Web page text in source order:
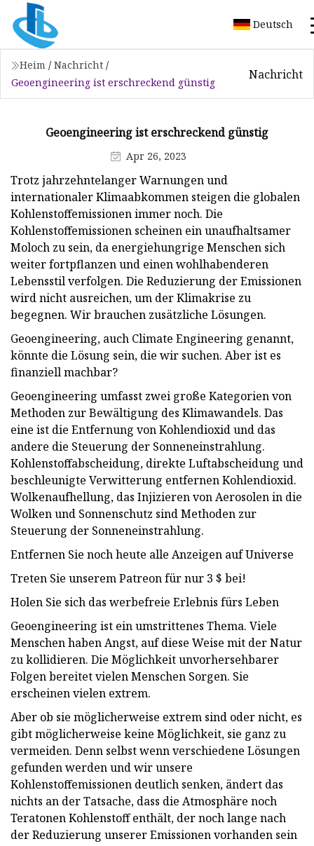
Deutsch
Heim / Nachricht /
Geoengineering ist erschreckend günstig
Nachricht
Geoengineering ist erschreckend günstig
Apr 26, 2023
Trotz jahrzehntelanger Warnungen und
internationaler Klimaabkommen steigen die globalen
Kohlenstoffemissionen immer noch. Die
Kohlenstoffemissionen scheinen ein unaufhaltsamer
Moloch zu sein, da energiehungrige Menschen sich
weiter fortpflanzen und einen wohlhabenderen
Lebensstil verfolgen. Die Reduzierung der Emissionen
wird nicht ausreichen, um der Klimakrise zu
begegnen. Wir brauchen zusätzliche Lösungen.
Geoengineering, auch Climate Engineering genannt,
könnte die Lösung sein, die wir suchen. Aber ist es
finanziell machbar?
Geoengineering umfasst zwei große Kategorien von
Methoden zur Bewältigung des Klimawandels. Das
eine ist die Entfernung von Kohlendioxid und das
andere die Steuerung der Sonneneinstrahlung.
Kohlenstoffabscheidung, direkte Luftabscheidung und
beschleunigte Verwitterung entfernen Kohlendioxid.
Wolkenaufhellung, das Injizieren von Aerosolen in die
Wolken und Sonnenschutz sind Methoden zur
Steuerung der Sonneneinstrahlung.
Entfernen Sie noch heute alle Anzeigen auf Universe
Treten Sie unserem Patreon für nur 3 $ bei!
Holen Sie sich das werbefreie Erlebnis fürs Leben
Geoengineering ist ein umstrittenes Thema. Viele
Menschen haben Angst, auf diese Weise mit der Natur
zu kollidieren. Die Möglichkeit unvorhersehbarer
Folgen bereitet vielen Menschen Sorgen. Sie
erscheinen vielen extrem.
Aber ob sie möglicherweise extrem sind oder nicht, es
gibt möglicherweise keine Möglichkeit, sie ganz zu
vermeiden. Denn selbst wenn verschiedene Lösungen
gefunden werden und wir unsere
Kohlenstoffemissionen deutlich senken, ändert das
nichts an der Tatsache, dass die Atmosphäre noch
Teratonen Kohlenstoff enthält, der noch lange nach
der Reduzierung unserer Emissionen vorhanden sein